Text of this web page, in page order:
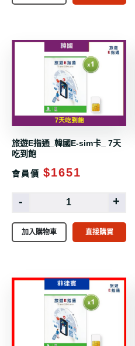
旅遊E指通_韓國E-sim卡_ 7天
吃到飽
會員價 $1651
- +
加入購物車 直接購買